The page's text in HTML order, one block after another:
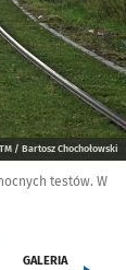
/ Bartosz Chochołowski
testów. W
GALERIA